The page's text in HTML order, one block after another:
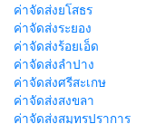
ค่าจัดส่งยโสธร
ค่าจัดส่งระยอง
ค่าจัดส่งร้อยเอ็ด
ค่าจัดส่งลำปาง
ค่าจัดส่งศรีสะเกษ
ค่าจัดส่งสงขลา
ค่าจัดส่งสมุทรปราการ